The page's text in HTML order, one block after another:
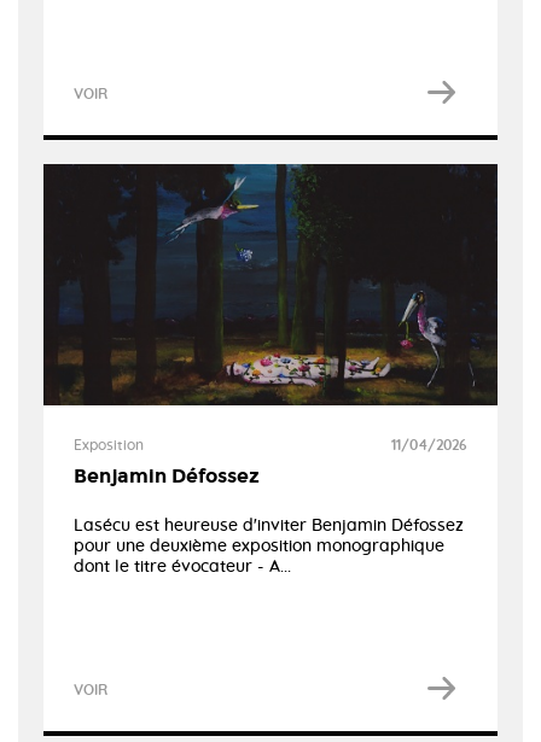
VOIR
Exposition 11/04/2026
Benjamin Défossez
Lasécu est heureuse d'inviter Benjamin Défossez
pour une deuxième exposition monographique
dont le titre évocateur - A...
VOIR